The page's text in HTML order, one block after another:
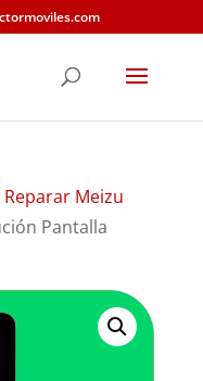
Reparar Meizu
Pantalla